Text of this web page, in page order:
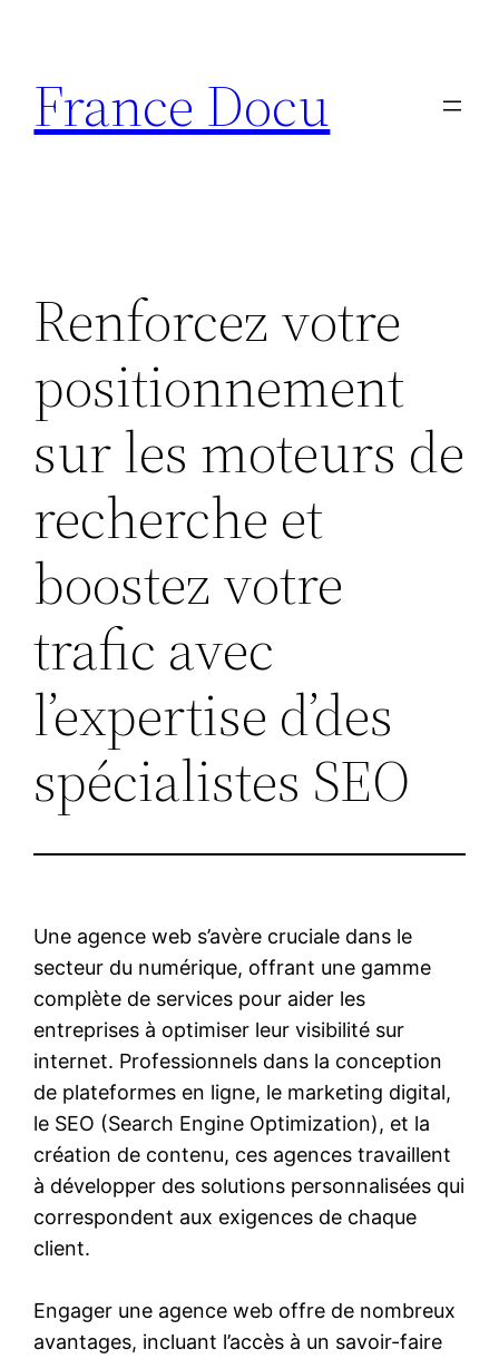
contenu
France Docu
Renforcez votre
positionnement
sur les moteurs de
recherche et
boostez votre
trafic avec
l’expertise d’des
spécialistes SEO
Une agence web s’avère cruciale dans le
secteur du numérique, offrant une gamme
complète de services pour aider les
entreprises à optimiser leur visibilité sur
internet. Professionnels dans la conception
de plateformes en ligne, le marketing digital,
le SEO (Search Engine Optimization), et la
création de contenu, ces agences travaillent
à développer des solutions personnalisées qui
correspondent aux exigences de chaque
client.
Engager une agence web offre de nombreux
avantages, incluant l’accès à un savoir-faire